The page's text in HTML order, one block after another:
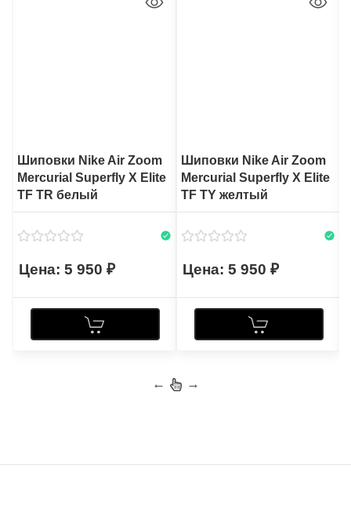
Шиповки Nike Air Zoom
Mercurial Superfly X Elite
TF TR белый
5 950
Шиповки Nike Air Zoom
Mercurial Superfly X Elite
TF TY желтый
5 950
← →